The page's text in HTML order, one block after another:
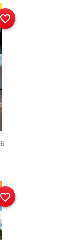
favorite_border
favorite_border